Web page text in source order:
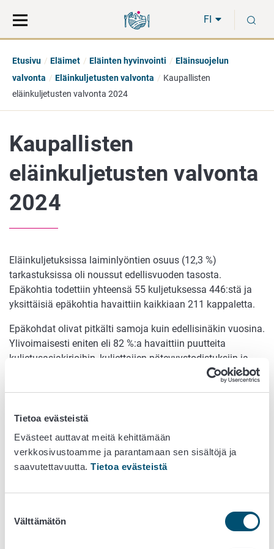
Tietoa evästeistä
Evästeet auttavat meitä kehittämään
verkkosivustoamme ja parantamaan sen sisältöjä ja
saavutettavuutta. Tietoa evästeistä
valinta
Välttämätön
suoraan
sisältöön
koko
sivuston
FI
Etusivu Eläimet Eläinten hyvinvointi
Eläinsuojelun
valvonta
Eläinkuljetusten valvonta
Kaupallisten
eläinkuljetusten valvonta 2024
Kaupallisten
eläinkuljetusten valvonta
2024
Eläinkuljetuksissa laiminlyöntien osuus (12,3 %)
tarkastuksissa oli noussut edellisvuoden tasosta.
Epäkohtia todettiin yhteensä 55 kuljetuksessa 446:stä ja
yksittäisiä epäkohtia havaittiin kaikkiaan 211 kappaletta.
Epäkohdat olivat pitkälti samoja kuin edellisinäkin vuosina.
Ylivoimaisesti eniten eli 82 %:a havaittiin puutteita
kuljetusasiakirjoihin, kuljettajien pätevyystodistuksiin ja
eläinkuljettajalupiin liittyvissä vaatimuksissa. 10,9 %:a
puutteista havaittiin kuljetuskäytänteisiin liittyvissä
vaatimuksissa. Seitsemässä kuljetuksessa eläinten
lopetukseen käytettäviä välineitä ei ollut tai ne olivat
huonossa kunnossa.
eivät kuitenkaan pääsääntöisesti olleet sellaisia, jotka
suoraan vaikuttavat kuljetettavien hevosten hyvinvointiin.